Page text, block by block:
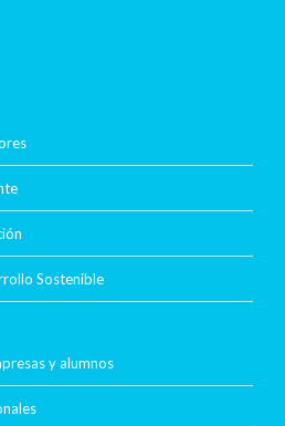
Sostenible
y alumnos